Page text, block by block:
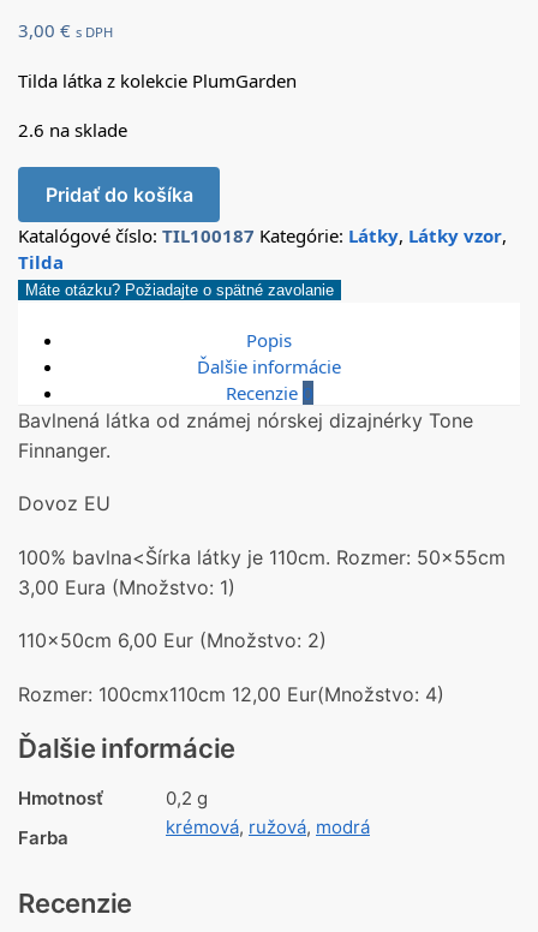
3,00 € s DPH
Tilda látka z kolekcie PlumGarden
2.6 na sklade
Pridať do košíka
Katalógové číslo: TIL100187 Kategórie: Látky, Látky vzor,
Tilda
Máte otázku? Požiadajte o spätné zavolanie
Popis
Ďalšie informácie
Recenzie 0
Bavlnená látka od známej nórskej dizajnérky Tone
Finnanger.
Dovoz EU
100% bavlna<Šírka látky je 110cm. Rozmer: 50x55cm
3,00 Eura (Množstvo: 1)
110x50cm 6,00 Eur (Množstvo: 2)
Rozmer: 100cmx110cm 12,00 Eur(Množstvo: 4)
Ďalšie informácie
Hmotnosť
0,2 g
Farba
krémová, ružová, modrá
Recenzie